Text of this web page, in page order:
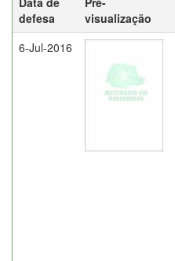
defesa
visualização
6-Jul-2016